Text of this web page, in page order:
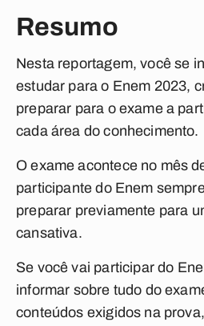
Resumo
Nesta reportagem, você se
estudar para o Enem 2023,
preparar para o exame a
cada área do conhecimento.
O exame acontece no mês
participante do Enem
preparar previamente para
cansativa.
Se você vai participar do
informar sobre tudo do
conteúdos exigidos na